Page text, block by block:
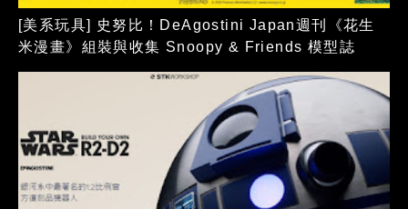
[美系玩具] 史努比！DeAgostini Japan週刊《花生
米漫畫》組裝與收集 Snoopy & Friends 模型誌